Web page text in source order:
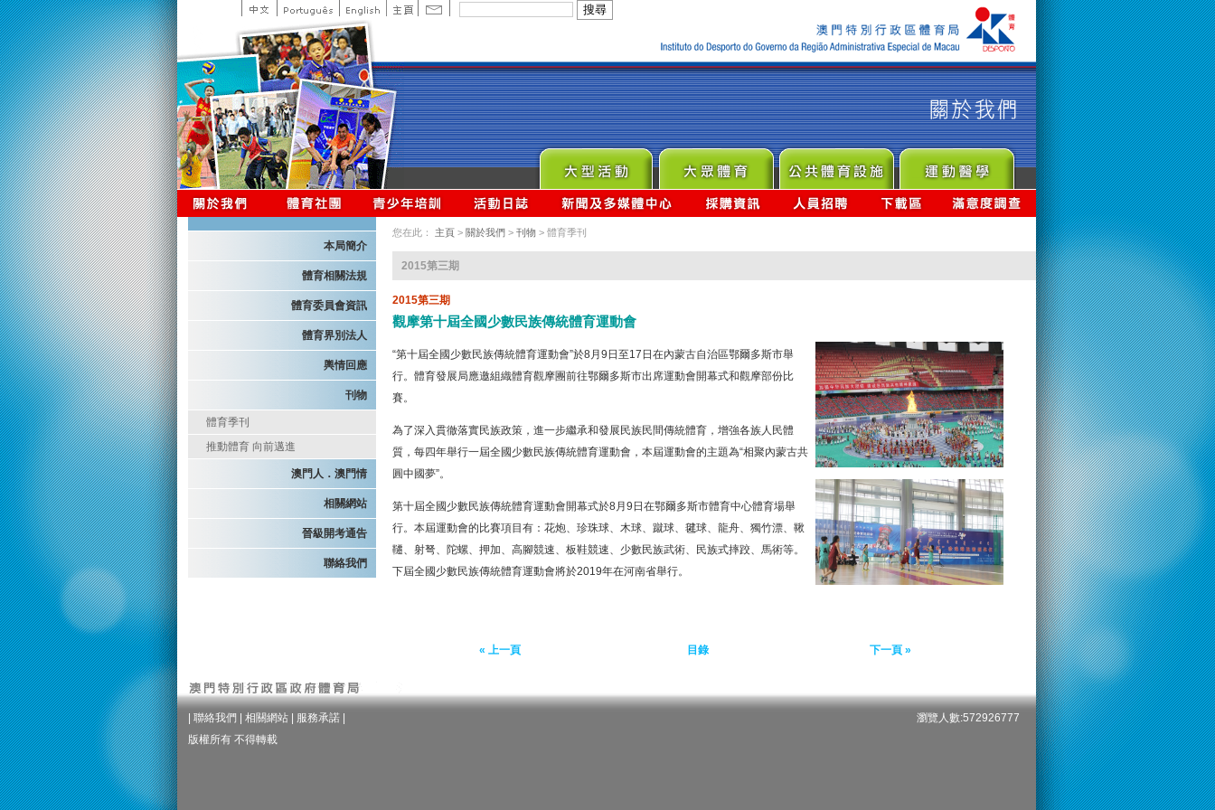
本局簡介
體育相關法規
體育委員會資訊
體育界別法人
輿情回應
刊物
體育季刊
推動體育 向前邁進
澳門人．澳門情
相關網站
晉級開考通告
聯絡我們
您在此： 主頁 > 關於我們 > 刊物 > 體育季刊
2015第三期
2015第三期
觀摩第十屆全國少數民族傳統體育運動會
“第十屆全國少數民族傳統體育運動會”於8月9日至17日在內蒙古自治區鄂爾多斯市舉
行。體育發展局應邀組織體育觀摩團前往鄂爾多斯市出席運動會開幕式和觀摩部份比
賽。
為了深入貫徹落實民族政策，進一步繼承和發展民族民間傳統體育，增強各族人民體
質，每四年舉行一屆全國少數民族傳統體育運動會，本屆運動會的主題為“相聚內蒙古共
圓中國夢”。
第十屆全國少數民族傳統體育運動會開幕式於8月9日在鄂爾多斯市體育中心體育場舉
行。本屆運動會的比賽項目有：花炮、珍珠球、木球、蹴球、毽球、龍舟、獨竹漂、鞦
韆、射弩、陀螺、押加、高腳競速、板鞋競速、少數民族武術、民族式摔跤、馬術等。
下屆全國少數民族傳統體育運動會將於2019年在河南省舉行。
« 上一頁 目錄 下一頁 »
聯絡我們 相關網站 服務承諾
版權所有 不得轉載
瀏覽人數:572926777